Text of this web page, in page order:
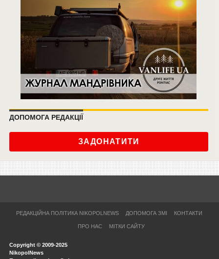
ДОПОМОГА РЕДАКЦІЇ
ЗАДОНАТИТИ
РЕДАКЦІЙНА ПОЛІТИКА NIKOPOLNEWS ДОПОМОГА ЗМІ КОНТАКТИ
ПРО НАС МІТКИ САЙТУ
Copyright © 2009-2025
NikopolNews